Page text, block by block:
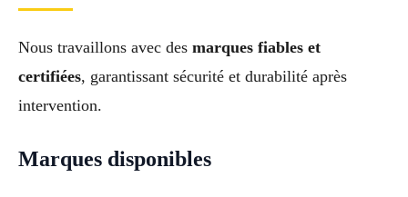
Nous travaillons avec des marques fiables et
certifiées, garantissant sécurité et durabilité après
intervention.
Marques disponibles